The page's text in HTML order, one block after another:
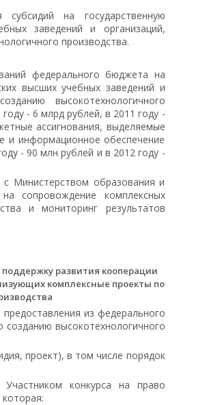
на государственную
заведений и организаций,
производства.
федерального бюджета на
высших учебных заведений и
высокотехнологичного
- 6 млрд рублей, в 2011 году -
ассигнования, выделяемые
и информационное обеспечение
- 90 млн рублей и в 2012 году -
Министерством образования и
сопровождение комплексных
и мониторинг результатов
развития кооперации
комплексные проекты по
из федерального
высокотехнологичного
проект), в том числе порядок
конкурса на право